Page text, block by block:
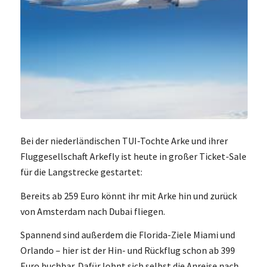
Bei der niederländischen TUI-Tochte Arke und ihrer
Fluggesellschaft Arkefly ist heute in großer Ticket-Sale
für die Langstrecke gestartet:
Bereits ab 259 Euro könnt ihr mit Arke hin und zurück
von Amsterdam nach Dubai fliegen.
Spannend sind außerdem die Florida-Ziele Miami und
Orlando – hier ist der Hin- und Rückflug schon ab 399